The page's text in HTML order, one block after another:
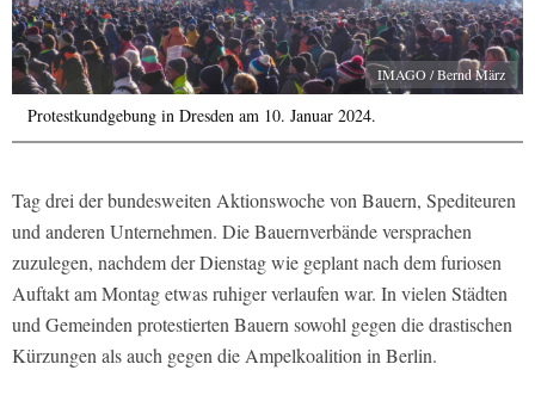
IMAGO / Bernd März
Protestkundgebung in Dresden am 10. Januar 2024.
Tag drei der bundesweiten Aktionswoche von Bauern, Spediteuren
und anderen Unternehmen. Die Bauernverbände versprachen
zuzulegen, nachdem der Dienstag wie geplant nach dem furiosen
Auftakt am Montag etwas ruhiger verlaufen war. In vielen Städten
und Gemeinden protestierten Bauern sowohl gegen die drastischen
Kürzungen als auch gegen die Ampelkoalition in Berlin.